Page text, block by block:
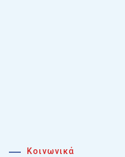
Κοινωνικά